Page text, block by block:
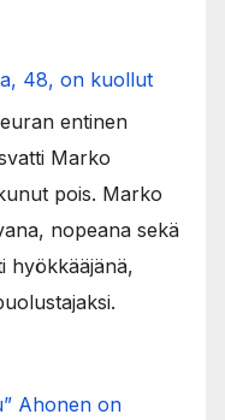
48, on kuollut
entinen
Marko
pois. Marko
nopeana sekä
hyökkääjänä,
Ahonen on